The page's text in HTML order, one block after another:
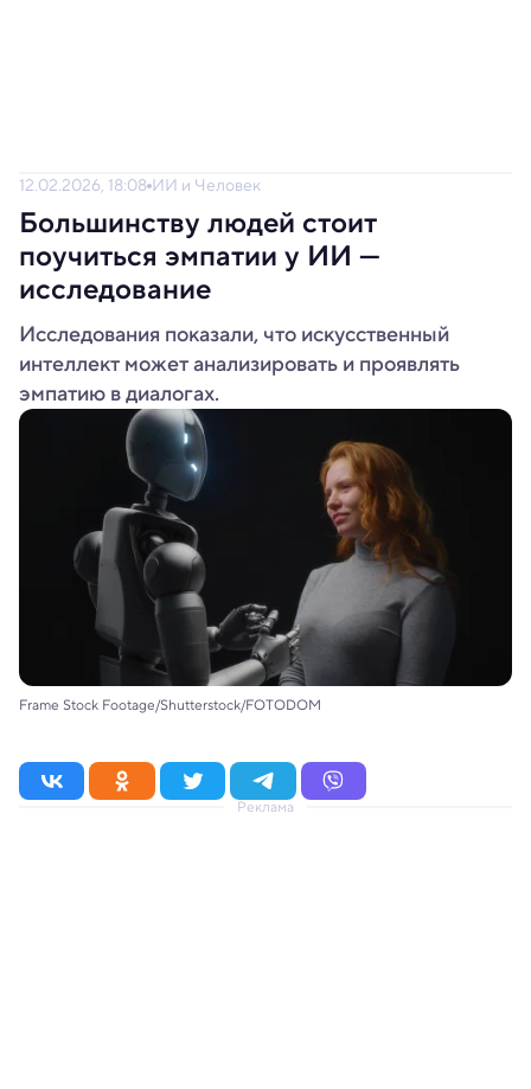
12.02.2026, 18:08 ИИ и Человек
Большинству людей стоит
поучиться эмпатии у ИИ —
исследование
Исследования показали, что искусственный
интеллект может анализировать и проявлять
эмпатию в диалогах.
Frame Stock Footage/Shutterstock/FOTODOM
Реклама